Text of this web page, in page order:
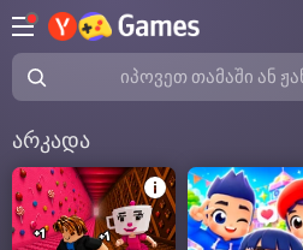
იპოვეთ თამაში ან ჟანრი
არკადა